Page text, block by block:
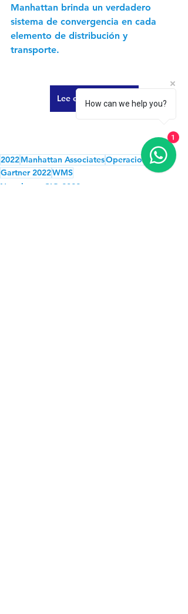
Manhattan brinda un verdadero
sistema de convergencia en cada
elemento de distribución y
transporte.
Lee el artículo aquí
2022Manhattan AssociatesOperaciones
Gartner 2022WMS
Newsletter CIO 2022
How can we help you?
1